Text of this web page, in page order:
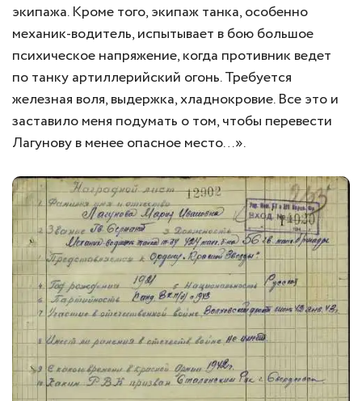
экипажа. Кроме того, экипаж танка, особенно
механик-водитель, испытывает в бою большое
психическое напряжение, когда противник ведет
по танку артиллерийский огонь. Требуется
железная воля, выдержка, хладнокровие. Все это и
заставило меня подумать о том, чтобы перевести
Лагунову в менее опасное место…».